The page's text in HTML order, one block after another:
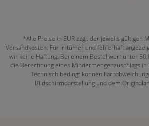
*Alle Preise in EUR zzgl. der jeweils gültigen
Versandkosten. Für Irrtümer und fehlerhaft
wir keine Haftung. Bei einem Bestellwert unter
die Berechnung eines Mindermengenzuschlags in
Technisch bedingt können
Bildschirmdarstellung und dem